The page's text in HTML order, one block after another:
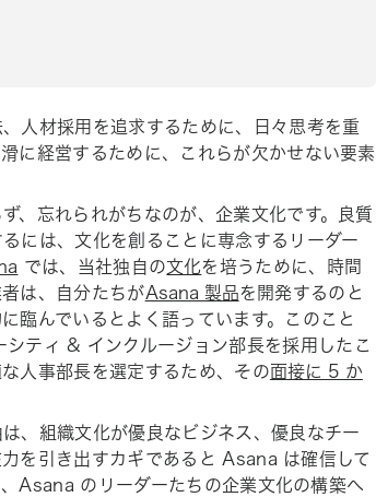
人材採用を追求するために、日々思考を重
に経営するために、これらが欠かせない要素
、忘れられがちなのが、企業文化です。良質
には、文化を創ることに専念するリーダー
では、当社独自の文化を培うために、時間
は、自分たちがAsana 製品を開発するのと
臨んでいるとよく語っています。このこと
シティ & インクルージョン部長を採用したこ
人事部長を選定するため、その面接に 5 か
、組織文化が優良なビジネス、優良なチー
を引き出すカギであると Asana は確信して
Asana のリーダーたちの企業文化の構築へ